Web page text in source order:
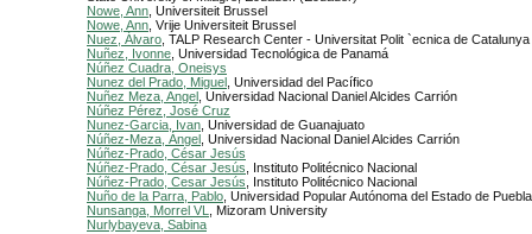
Nowe, Ann , Universiteit Brussel
Nowe, Ann , Vrije Universiteit Brussel
Nuez, Álvaro , TALP Research Center - Universitat Polit `ecnica de Catalunya
Nuñez, Ivonne , Universidad Tecnológica de Panamá
Núñez Cuadra, Oneisys
Nunez del Prado, Miguel
, Universidad del Pacífico
Nuñez Meza, Angel
, Universidad Nacional Daniel Alcides Carrión
Núñez Pérez, José Cruz
Nunez-Garcia, Ivan , Universidad de Guanajuato
Núñez-Meza, Ángel
, Universidad Nacional Daniel Alcides Carrión
Núñez-Prado, César Jesús
Núñez-Prado, César Jesús , Instituto Politécnico Nacional
Núñez-Prado, Cesar Jesús , Instituto Politécnico Nacional
Nuño de la Parra, Pablo , Universidad Popular Autónoma del Estado de Puebla
Nunsanga, Morrel VL
, Mizoram University
Nurlybayeva, Sabina